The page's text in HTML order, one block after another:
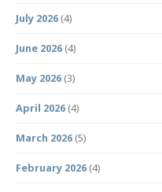
July 2026 (4)
June 2026 (4)
May 2026 (3)
April 2026 (4)
March 2026 (5)
February 2026 (4)